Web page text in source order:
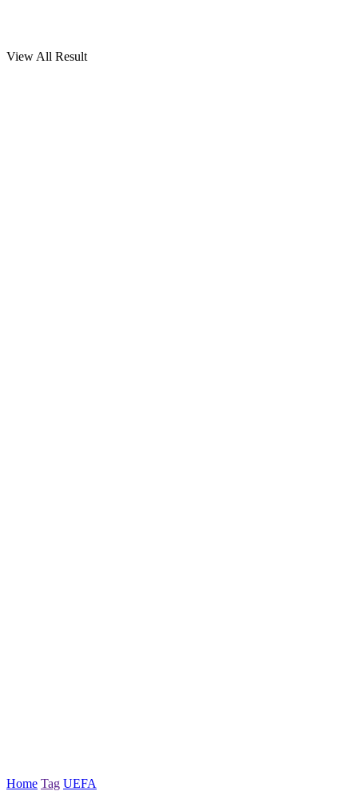
View All Result
Home Tag UEFA